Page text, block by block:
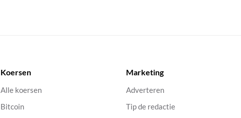
Koersen
Alle koersen
Bitcoin
Marketing
Adverteren
Tip de redactie